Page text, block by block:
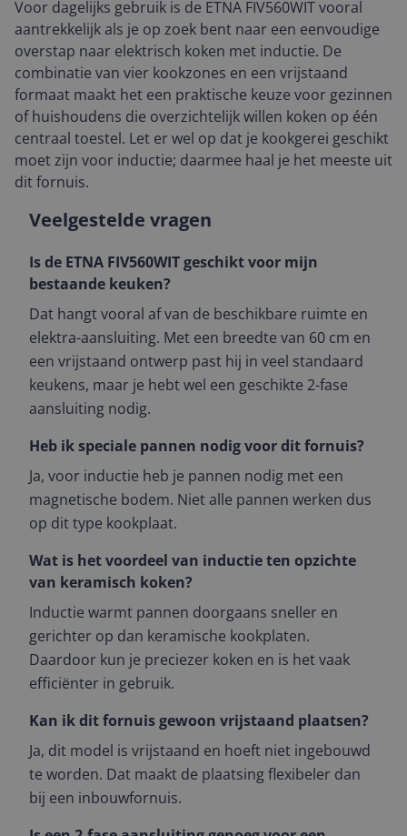
Voor dagelijks gebruik is de ETNA FIV560WIT vooral
aantrekkelijk als je op zoek bent naar een eenvoudige
overstap naar elektrisch koken met inductie. De
combinatie van vier kookzones en een vrijstaand
formaat maakt het een praktische keuze voor gezinnen
of huishoudens die overzichtelijk willen koken op één
centraal toestel. Let er wel op dat je kookgerei geschikt
moet zijn voor inductie; daarmee haal je het meeste uit
dit fornuis.
Veelgestelde vragen
Is de ETNA FIV560WIT geschikt voor mijn
bestaande keuken?
Dat hangt vooral af van de beschikbare ruimte en
elektra-aansluiting. Met een breedte van 60 cm en
een vrijstaand ontwerp past hij in veel standaard
keukens, maar je hebt wel een geschikte 2-fase
aansluiting nodig.
Heb ik speciale pannen nodig voor dit fornuis?
Ja, voor inductie heb je pannen nodig met een
magnetische bodem. Niet alle pannen werken dus
op dit type kookplaat.
Wat is het voordeel van inductie ten opzichte
van keramisch koken?
Inductie warmt pannen doorgaans sneller en
gerichter op dan keramische kookplaten.
Daardoor kun je preciezer koken en is het vaak
efficiënter in gebruik.
Kan ik dit fornuis gewoon vrijstaand plaatsen?
Ja, dit model is vrijstaand en hoeft niet ingebouwd
te worden. Dat maakt de plaatsing flexibeler dan
bij een inbouwfornuis.